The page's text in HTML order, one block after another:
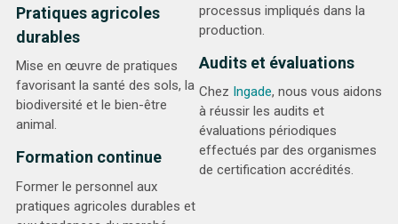
Pratiques agricoles
durables
Mise en œuvre de pratiques
favorisant la santé des sols, la
biodiversité et le bien-être
animal.
Formation continue
Former le personnel aux
pratiques agricoles durables et
processus impliqués dans la
production.
Audits et évaluations
Chez Ingade, nous vous aidons
à réussir les audits et
évaluations périodiques
effectués par des organismes
de certification accrédités.